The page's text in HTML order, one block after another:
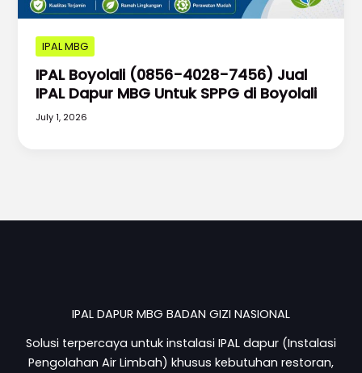
IPAL MBG
IPAL Boyolali (0856-4028-7456) Jual
IPAL Dapur MBG Untuk SPPG di Boyolali
July 1, 2026
IPAL DAPUR MBG BADAN GIZI NASIONAL
Solusi terpercaya untuk instalasi IPAL dapur (Instalasi
Pengolahan Air Limbah) khusus kebutuhan restoran,